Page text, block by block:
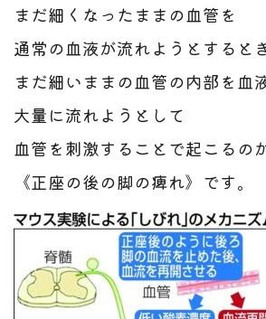
まだ細くなったままの血管を
通常の血液が流れようとすると
まだ細いままの血管の内部を血
大量に流れようとして
血管を刺激することで起こるの
《正座の後の脚の痺れ》です。